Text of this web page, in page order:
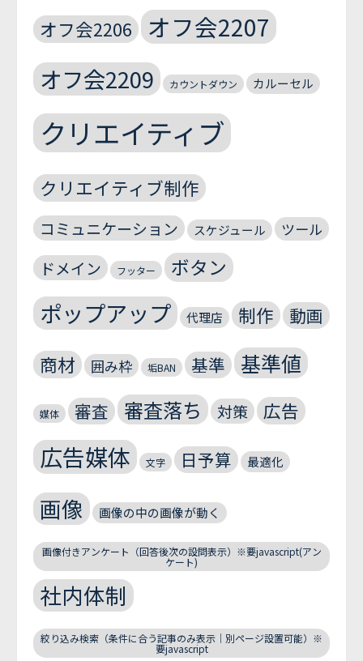
オフ会2206 オフ会2207
オフ会2209 カウントダウン カルーセル
クリエイティブ
クリエイティブ制作
コミュニケーション スケジュール ツール
ドメイン フッター ボタン
ポップアップ 代理店 制作 動画
商材 囲み枠 垢BAN 基準 基準値
媒体 審査 審査落ち 対策 広告
広告媒体 文字 日予算 最適化
画像 画像の中の画像が動く
画像付きアンケート（回答後次の設問表示）※要javascript(アン
ケート)
社内体制
絞り込み検索（条件に合う記事のみ表示｜別ページ設置可能）※
要javascript